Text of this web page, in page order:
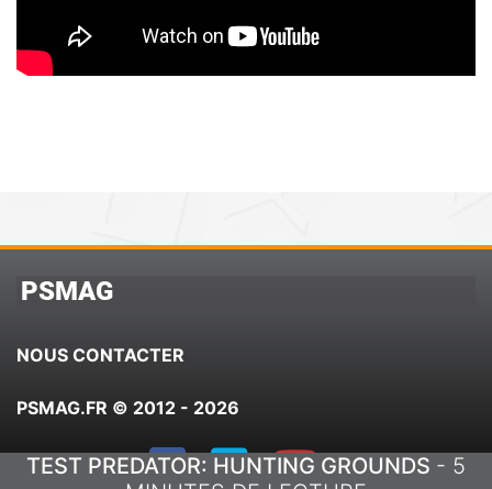
TEST PREDATOR: HUNTING GROUNDS - 5
PSMAG
NOUS CONTACTER
PSMAG.FR © 2012 - 2026